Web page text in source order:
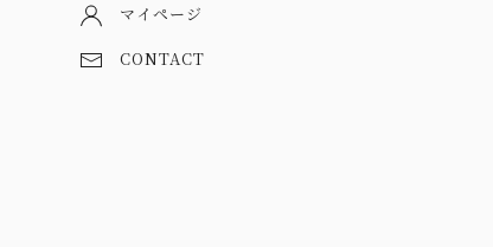
マイページ
CONTACT